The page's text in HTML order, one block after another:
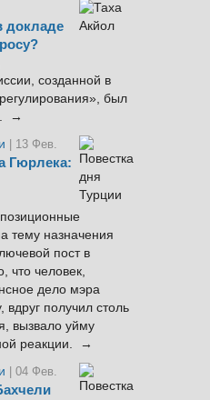
докладе
созданной в
был
→
| 13 Фев.
Гюрлека:
тему назначения
пост в
что человек,
дело мэра
получил столь
вызвало уйму
реакции. →
| 04 Фев.